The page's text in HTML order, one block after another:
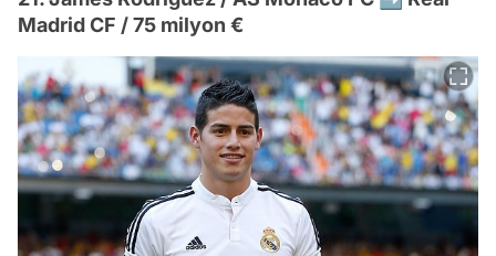
Madrid CF / 75 milyon €